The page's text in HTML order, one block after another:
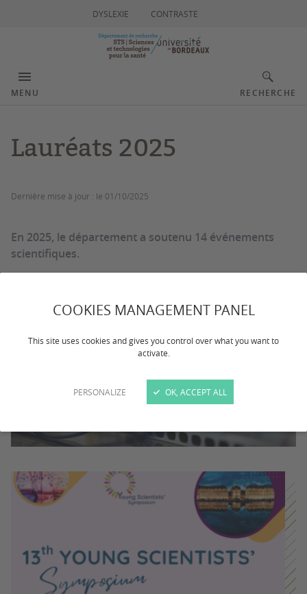
COOKIES MANAGEMENT PANEL
This site uses cookies and gives you control over what you want to
activate.
PERSONALIZE OK, ACCEPT ALL
DYSLEXIE CONTRASTE
MENU RECHERCHE
Lauréats 2025
Dernière mise à jour : le 01/10/2025
En 2025, le département a soutenu 14 événements
scientifiques.